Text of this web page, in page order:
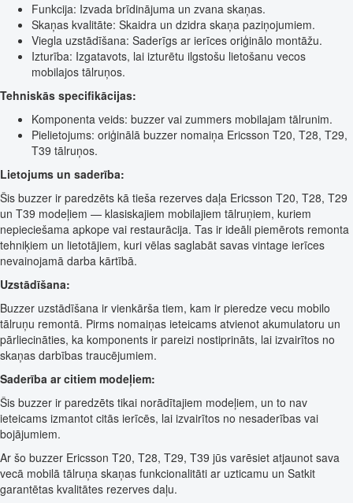
Funkcija: Izvada brīdinājuma un zvana skaņas.
Skaņas kvalitāte: Skaidra un dzidra skaņa paziņojumiem.
Viegla uzstādīšana: Saderīgs ar ierīces oriģinālo montāžu.
Izturība: Izgatavots, lai izturētu ilgstošu lietošanu vecos
mobilajos tālruņos.
Tehniskās specifikācijas:
Komponenta veids: buzzer vai zummers mobilajam tālrunim.
Pielietojums: oriģinālā buzzer nomaiņa Ericsson T20, T28, T29,
T39 tālruņos.
Lietojums un saderība:
Šis buzzer ir paredzēts kā tieša rezerves daļa Ericsson T20, T28, T29
un T39 modeļiem — klasiskajiem mobilajiem tālruņiem, kuriem
nepieciešama apkope vai restaurācija. Tas ir ideāli piemērots remonta
tehniķiem un lietotājiem, kuri vēlas saglabāt savas vintage ierīces
nevainojamā darba kārtībā.
Uzstādīšana:
Buzzer uzstādīšana ir vienkārša tiem, kam ir pieredze vecu mobilo
tālruņu remontā. Pirms nomaiņas ieteicams atvienot akumulatoru un
pārliecināties, ka komponents ir pareizi nostiprināts, lai izvairītos no
skaņas darbības traucējumiem.
Saderība ar citiem modeļiem:
Šis buzzer ir paredzēts tikai norādītajiem modeļiem, un to nav
ieteicams izmantot citās ierīcēs, lai izvairītos no nesaderības vai
bojājumiem.
Ar šo buzzer Ericsson T20, T28, T29, T39 jūs varēsiet atjaunot sava
vecā mobilā tālruņa skaņas funkcionalitāti ar uzticamu un Satkit
garantētas kvalitātes rezerves daļu.